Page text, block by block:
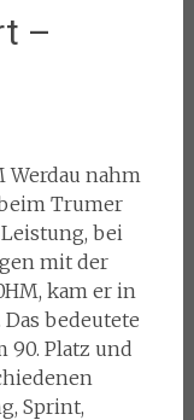
–
Werdau nahm
Trumer
bei
mit der
kam er in
bedeutete
90. Platz und
Sprint,